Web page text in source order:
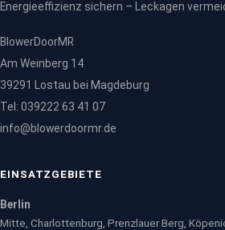
Energieeffizienz sichern – Leckagen
BlowerDoorMR
Am Weinberg 14
39291 Lostau bei Magdeburg
Tel: 039222 63 41 07
info@blowerdoormr.de
EINSATZGEBIETE
Berlin
Mitte, Charlottenburg, Prenzlauer Berg,